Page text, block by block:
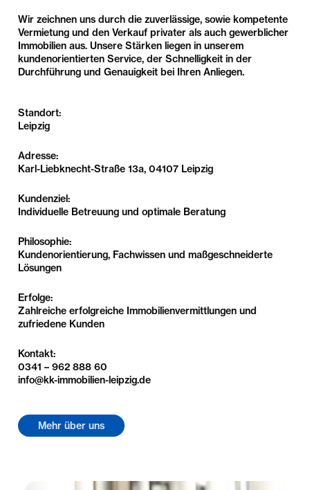
Wir zeichnen uns durch die zuverlässige, sowie kompetente
Vermietung und den Verkauf privater als auch gewerblicher
Immobilien aus. Unsere Stärken liegen in unserem
kundenorientierten Service, der Schnelligkeit in der
Durchführung und Genauigkeit bei Ihren Anliegen.
Standort:
Leipzig
Adresse:
Karl-Liebknecht-Straße 13a, 04107 Leipzig
Kundenziel:
Individuelle Betreuung und optimale Beratung
Philosophie:
Kundenorientierung, Fachwissen und maßgeschneiderte
Lösungen
Erfolge:
Zahlreiche erfolgreiche Immobilienvermittlungen und
zufriedene Kunden
Kontakt:
0341 – 962 888 60
info@kk-immobilien-leipzig.de
Mehr über uns